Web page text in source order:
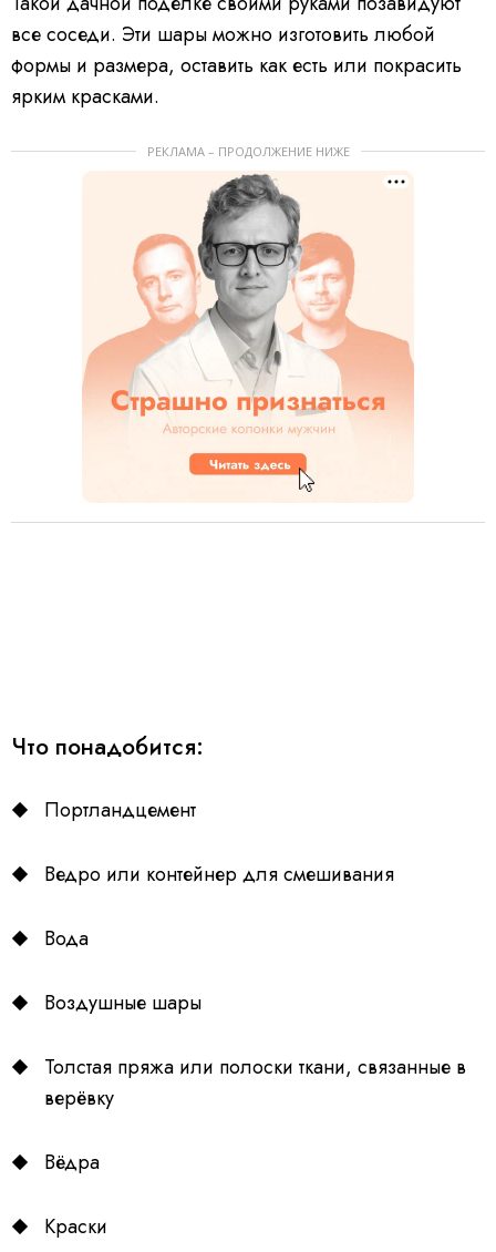
все соседи. Эти шары можно изготовить любой
формы и размера, оставить как есть или покрасить
ярким красками.
РЕКЛАМА – ПРОДОЛЖЕНИЕ НИЖЕ
Что понадобится:
Портландцемент
Ведро или контейнер для смешивания
Вода
Воздушные шары
Толстая пряжа или полоски ткани, связанные в
верёвку
Вёдра
Краски